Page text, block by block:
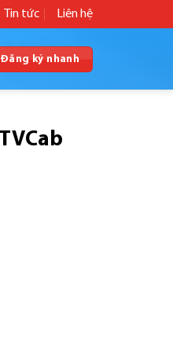
Tin tức Liên hệ
Đăng ký nhanh